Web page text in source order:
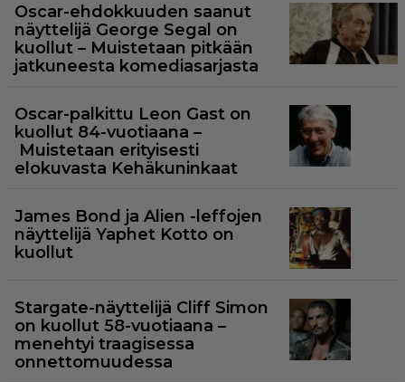
Oscar-ehdokkuuden saanut
näyttelijä George Segal on
kuollut – Muistetaan pitkään
jatkuneesta komediasarjasta
Oscar-palkittu Leon Gast on
kuollut 84-vuotiaana –
Muistetaan erityisesti
elokuvasta Kehäkuninkaat
James Bond ja Alien -leffojen
näyttelijä Yaphet Kotto on
kuollut
Stargate-näyttelijä Cliff Simon
on kuollut 58-vuotiaana –
menehtyi traagisessa
onnettomuudessa